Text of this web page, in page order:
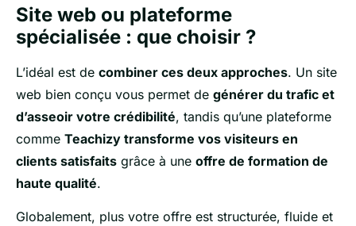
Site web ou plateforme
spécialisée : que choisir ?
L’idéal est de combiner ces deux approches. Un site
web bien conçu vous permet de générer du trafic et
d’asseoir votre crédibilité, tandis qu’une plateforme
comme Teachizy transforme vos visiteurs en
clients satisfaits grâce à une offre de formation de
haute qualité.
Globalement, plus votre offre est structurée, fluide et